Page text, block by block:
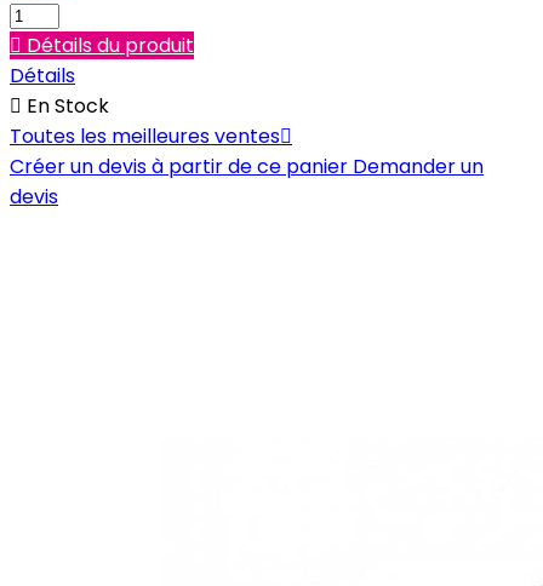
 Détails du produit
Détails
 En Stock
Toutes les meilleures ventes
Créer un devis à partir de ce panier Demander un
devis